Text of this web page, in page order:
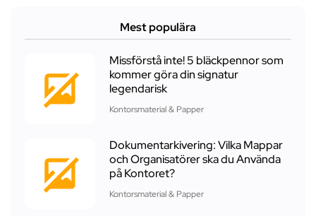
Mest populära
Missförstå inte! 5 bläckpennor som
kommer göra din signatur
legendarisk
Kontorsmaterial & Papper
Dokumentarkivering: Vilka Mappar
och Organisatörer ska du Använda
på Kontoret?
Kontorsmaterial & Papper